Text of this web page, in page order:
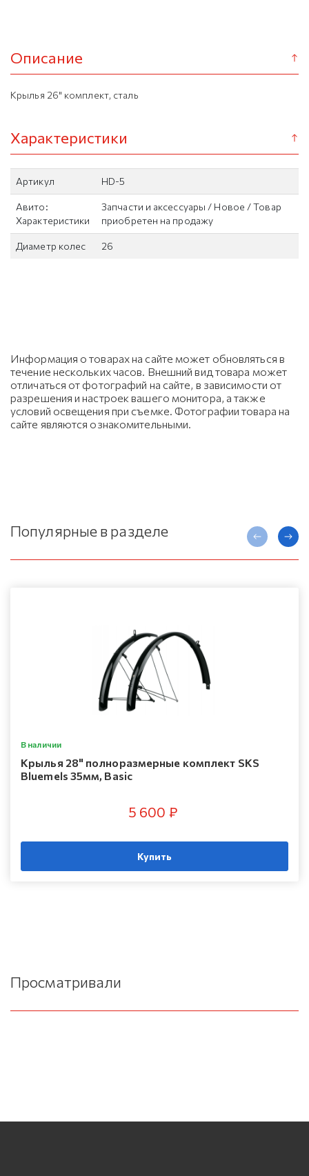
Описание
Крылья 26" комплект, сталь
Характеристики
Артикул HD-5
Авито:
Характеристики
Запчасти и аксессуары / Новое / Товар
приобретен на продажу
Диаметр колес 26
Информация о товарах на сайте может обновляться в
течение нескольких часов. Внешний вид товара может
отличаться от фотографий на сайте, в зависимости от
разрешения и настроек вашего монитора, а также
условий освещения при съемке. Фотографии товара на
сайте являются ознакомительными.
Популярные в разделе
В наличии
Крылья 28" полноразмерные комплект SKS
Bluemels 35мм, Basic
5 600 ₽
Купить
Просматривали